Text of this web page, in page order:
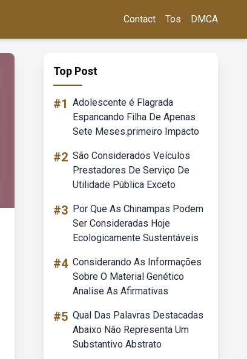
Contact Tos DMCA
Top Post
#1 Adolescente é Flagrada
Espancando Filha De Apenas
Sete Meses.primeiro Impacto
#2 São Considerados Veículos
Prestadores De Serviço De
Utilidade Pública Exceto
#3 Por Que As Chinampas Podem
Ser Consideradas Hoje
Ecologicamente Sustentáveis
#4 Considerando As Informações
Sobre O Material Genético
Analise As Afirmativas
#5 Qual Das Palavras Destacadas
Abaixo Não Representa Um
Substantivo Abstrato